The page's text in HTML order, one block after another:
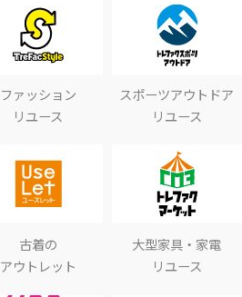
ファッション
リユース
スポーツアウトドア
リユース
古着の
アウトレット
大型家具・家電
リユース